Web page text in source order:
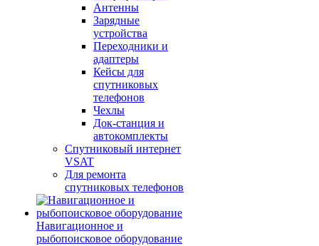
Антенны
Зарядные
устройства
Переходники и
адаптеры
Кейсы для
спутниковых
телефонов
Чехлы
Док-станция и
автокомплекты
Спутниковый интернет
VSAT
Для ремонта
спутниковых телефонов
Навигационное и
рыбопоисковое оборудование